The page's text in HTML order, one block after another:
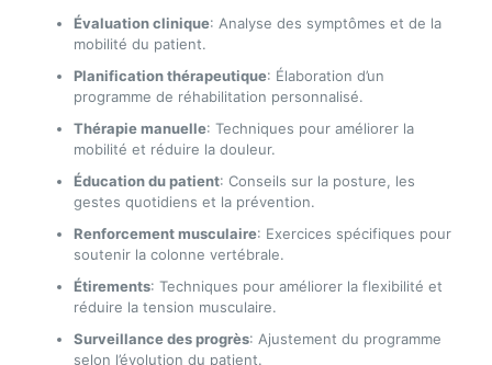
Évaluation clinique: Analyse des symptômes et de la
mobilité du patient.
Planification thérapeutique: Élaboration d’un
programme de réhabilitation personnalisé.
Thérapie manuelle: Techniques pour améliorer la
mobilité et réduire la douleur.
Éducation du patient: Conseils sur la posture, les
gestes quotidiens et la prévention.
Renforcement musculaire: Exercices spécifiques pour
soutenir la colonne vertébrale.
Étirements: Techniques pour améliorer la flexibilité et
réduire la tension musculaire.
Surveillance des progrès: Ajustement du programme
selon l’évolution du patient.